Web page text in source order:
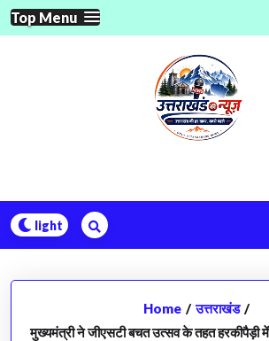
Skip
to
Top Menu
Home / उत्तराखंड /
मुख्यमंत्री ने जीएसटी बचत उत्सव के तहत हरकीपैड़ी